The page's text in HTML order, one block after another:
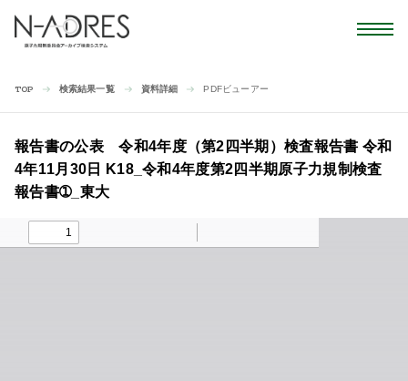
TOP 検索結果一覧 資料詳細 PDFビューアー
報告書の公表 令和4年度（第2四半期）検査報告書 令和
4年11月30日 K18_令和4年度第2四半期原子力規制検査
報告書➀_東大